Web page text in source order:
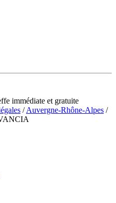
immédiate et gratuite
/Auvergne-Rhône-Alpes /